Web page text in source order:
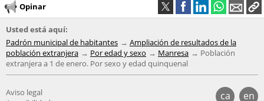
Opinar
Usted está aquí:
Padrón municipal de habitantes
Ampliación de resultados de la
población extranjera
Por edad y sexo Manresa
Población
extranjera a 1 de enero. Por sexo y edad quinquenal
ca en
Aviso legal